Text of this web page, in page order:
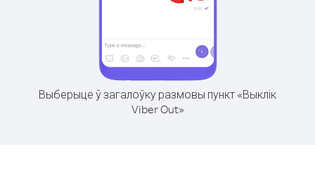
Выберыце ў загалоўку размовы пункт «Выклік
Viber Out»